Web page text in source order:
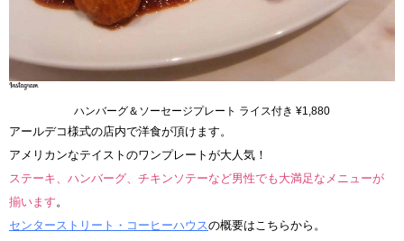
ハンバーグ＆ソーセージプレート ライス付き ¥1,880
アールデコ様式の店内で洋食が頂けます。
アメリカンなテイストのワンプレートが大人気！
ステーキ、ハンバーグ、チキンソテーなど男性でも大満足なメニューが
揃います 。
センターストリート・コーヒーハウスの概要はこちらから。